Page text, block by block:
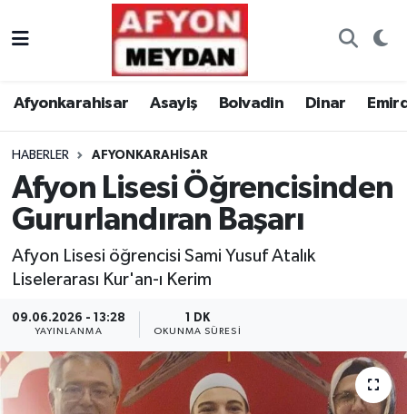
Afyonkarahisar Asayiş Bolvadin Dinar
HABERLER AFYONKARAHISAR
Afyon Lisesi Öğrencisinden
Gururlandıran Başarı
Afyon Lisesi öğrencisi Sami Yusuf Atalık
Liselerarası Kur'an-ı Kerim
09.06.2026 - 13:28
YAYINLANMA
1 DK
OKUNMA SÜRESI
Nöbetçi Eczaneler
Trafik Durumu
Süper Lig Puan Durumu ve Fikstür
Tüm Manşetler